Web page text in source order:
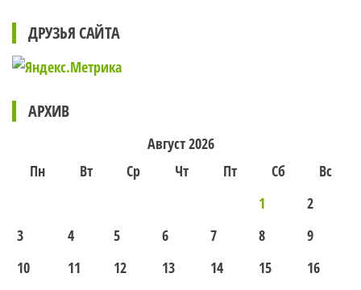
ДРУЗЬЯ САЙТА
АРХИВ
Август 2026
Пн
Вт Ср Чт Пт Сб
Вс
1
2
3
4 5 6 7 8
9
10
11 12 13 14 15 16